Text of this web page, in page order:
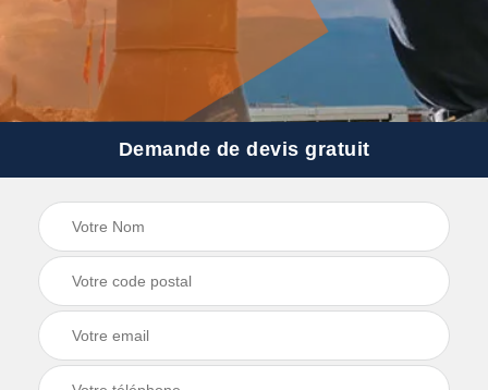
Demande de devis gratuit